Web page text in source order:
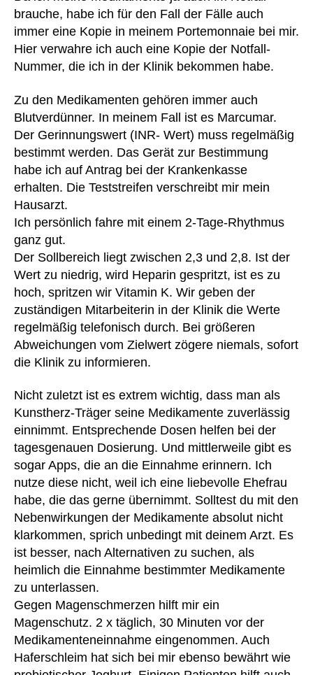
brauche, habe ich für den Fall der Fälle auch
immer eine Kopie in meinem Portemonnaie bei mir.
Hier verwahre ich auch eine Kopie der Notfall-
Nummer, die ich in der Klinik bekommen habe.
Zu den Medikamenten gehören immer auch
Blutverdünner. In meinem Fall ist es Marcumar.
Der Gerinnungswert (INR- Wert) muss regelmäßig
bestimmt werden. Das Gerät zur Bestimmung
habe ich auf Antrag bei der Krankenkasse
erhalten. Die Teststreifen verschreibt mir mein
Hausarzt.
Ich persönlich fahre mit einem 2-Tage-Rhythmus
ganz gut.
Der Sollbereich liegt zwischen 2,3 und 2,8. Ist der
Wert zu niedrig, wird Heparin gespritzt, ist es zu
hoch, spritzen wir Vitamin K. Wir geben der
zuständigen Mitarbeiterin in der Klinik die Werte
regelmäßig telefonisch durch. Bei größeren
Abweichungen vom Zielwert zögere niemals, sofort
die Klinik zu informieren.
Nicht zuletzt ist es extrem wichtig, dass man als
Kunstherz-Träger seine Medikamente zuverlässig
einnimmt. Entsprechende Dosen helfen bei der
tagesgenauen Dosierung. Und mittlerweile gibt es
sogar Apps, die an die Einnahme erinnern. Ich
nutze diese nicht, weil ich eine liebevolle Ehefrau
habe, die das gerne übernimmt. Solltest du mit den
Nebenwirkungen der Medikamente absolut nicht
klarkommen, sprich unbedingt mit deinem Arzt. Es
ist besser, nach Alternativen zu suchen, als
heimlich die Einnahme bestimmter Medikamente
zu unterlassen.
Gegen Magenschmerzen hilft mir ein
Magenschutz. 2 x täglich, 30 Minuten vor der
Medikamenteneinnahme eingenommen. Auch
Haferschleim hat sich bei mir ebenso bewährt wie
Ä
rz
te
o,
B
e
g
ut
a
u
n
g,
B
ei
bl
at
Bl
ut
er
d
ü
n
n
D
ri
v
el
in
e,
u
s
c
h
,
A
nt
ra
g,
A
nt
g
e,
A
rz
t,
Ä